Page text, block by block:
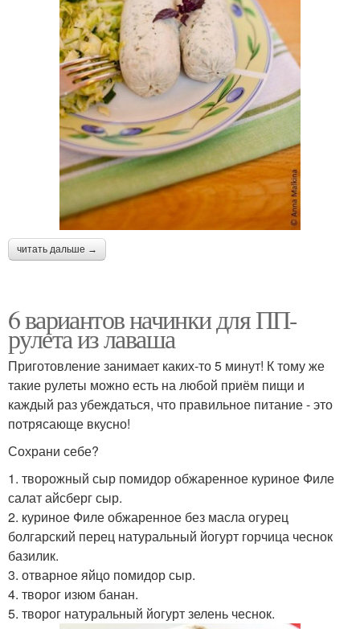
читать дальше →
6 вариантов начинки для ПП-
рулета из лаваша
Приготовление занимает каких-то 5 минут! К тому же
такие рулеты можно есть на любой приём пищи и
каждый раз убеждаться, что правильное питание - это
потрясающе вкусно!
Сохрани себе?
1. творожный сыр помидор обжаренное куриное Филе
салат айсберг сыр.
2. куриное Филе обжаренное без масла огурец
болгарский перец натуральный йогурт горчица чеснок
базилик.
3. отварное яйцо помидор сыр.
4. творог изюм банан.
5. творог натуральный йогурт зелень чеснок.